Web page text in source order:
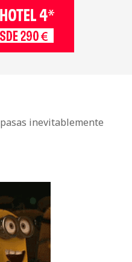
pasas inevitablemente